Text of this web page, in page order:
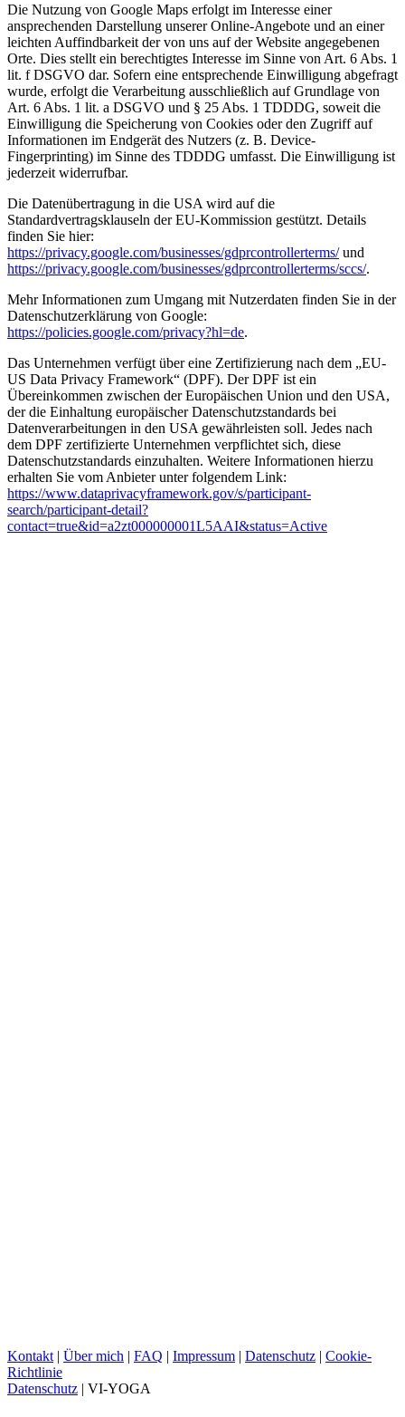
Die Nutzung von Google Maps erfolgt im Interesse einer
ansprechenden Darstellung unserer Online-Angebote und an einer
leichten Auffindbarkeit der von uns auf der Website angegebenen
Orte. Dies stellt ein berechtigtes Interesse im Sinne von Art. 6 Abs. 1
lit. f DSGVO dar. Sofern eine entsprechende Einwilligung abgefragt
wurde, erfolgt die Verarbeitung ausschließlich auf Grundlage von
Art. 6 Abs. 1 lit. a DSGVO und § 25 Abs. 1 TDDDG, soweit die
Einwilligung die Speicherung von Cookies oder den Zugriff auf
Informationen im Endgerät des Nutzers (z. B. Device-
Fingerprinting) im Sinne des TDDDG umfasst. Die Einwilligung ist
jederzeit widerrufbar.
Die Datenübertragung in die USA wird auf die
Standardvertragsklauseln der EU-Kommission gestützt. Details
finden Sie hier:
https://privacy.google.com/businesses/gdprcontrollerterms/und
https://privacy.google.com/businesses/gdprcontrollerterms/sccs/.
Mehr Informationen zum Umgang mit Nutzerdaten finden Sie in der
Datenschutzerklärung von Google:
https://policies.google.com/privacy?hl=de.
Das Unternehmen verfügt über eine Zertifizierung nach dem „EU-
US Data Privacy Framework“ (DPF). Der DPF ist ein
Übereinkommen zwischen der Europäischen Union und den USA,
der die Einhaltung europäischer Datenschutzstandards bei
Datenverarbeitungen in den USA gewährleisten soll. Jedes nach
dem DPF zertifizierte Unternehmen verpflichtet sich, diese
Datenschutzstandards einzuhalten. Weitere Informationen hierzu
erhalten Sie vom Anbieter unter folgendem Link:
https://www.dataprivacyframework.gov/s/participant-
search/participant-detail?
contact=true&id=a2zt000000001L5AAI&status=Active
Kontakt| Über mich FAQ Impressum Datenschutz
Cookie-
Richtlinie
Datenschutz | VI-YOGA